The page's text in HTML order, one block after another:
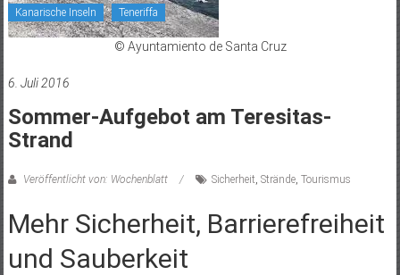
Kanarische Inseln Teneriffa
© Ayuntamiento de Santa Cruz
6. Juli 2016
Sommer-Aufgebot am Teresitas-
Strand
Veröffentlicht von: Wochenblatt Sicherheit, Strände, Tourismus
Mehr Sicherheit, Barrierefreiheit
und Sauberkeit